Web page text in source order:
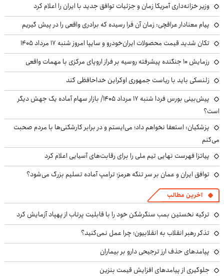
وزیر خزانه‌داری آمریکا زمان و جزئیات توافق جدید با ایران را اعلام کرد
پیام معنادار عراقچی: زمان آن فرا رسیده که برادری واقعی را در پیش گیریم
تکان شدید قیمت محصولات ایران‌خودرو و سایپا امروز شنبه ۱۷ مرداد ۱۴۰۵
رزمایش ۱۰ جنگنده پیشرفته روسیه بر فراز اروپای مرکزی با مهمات واقعی
زلنسکی باید با ریاست جمهوری اوکراین خداحافظی کند
پیش‌بینی بورس فردا شنبه ۱۷ مرداد ۱۴۰۵/ بازار سهام آماده یک جهش دیگر
است؟
پزشکیان: استعفا نخواهم داد؛ می‌ایستم و در برابر کارشکنی‌ها با مردم صحبت
می‌کنم
پیاتزا فهرست نهایی تیم ملی را برای رقابت‌های آسیایی اعلام کرد
توافق ایران و عمان بر سر تنگه هرمز؛ ترامپ آماده تسلیم بزرگ می‌شود؟
آخرین مطالب
ترکیه نخستین بمب سنگرشکن خود را با قابلیت پرتاب از پهپاد آزمایش کرد
تذکر رهبر انقلاب به انقلابیون؛ چرا عمل نمی‌کنید؟
پیامدهای حذف ارز ترجیحی دارو بر بیماران
جلوگیری از پیامدهای افزایش قیمت بنزین